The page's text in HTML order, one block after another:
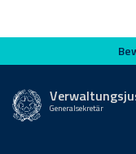
Bewerten
Generalsekretär